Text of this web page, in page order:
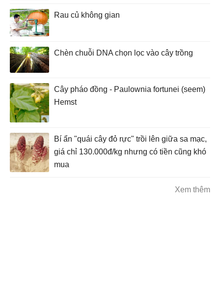
Rau củ không gian
Chèn chuỗi DNA chọn lọc vào cây trồng
Cây pháo đồng - Paulownia fortunei (seem)
Hemst
Bí ẩn "quái cây đỏ rực" trồi lên giữa sa mạc,
giá chỉ 130.000đ/kg nhưng có tiền cũng khó
mua
Xem thêm